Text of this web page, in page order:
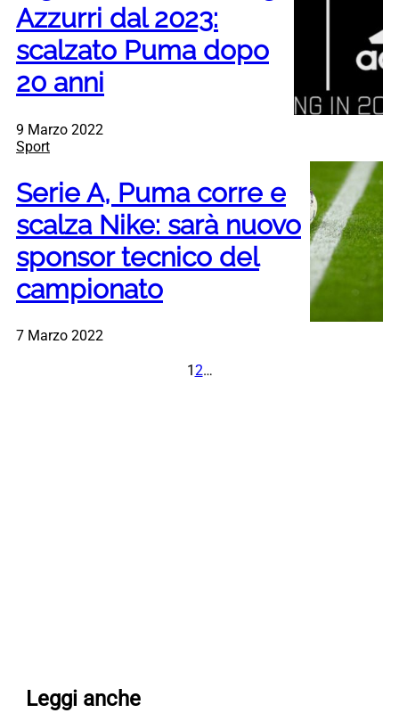
Azzurri dal 2023:
scalzato Puma dopo
20 anni
9 Marzo 2022
Sport
Serie A, Puma corre e
scalza Nike: sarà nuovo
sponsor tecnico del
campionato
7 Marzo 2022
1 2…
Leggi anche